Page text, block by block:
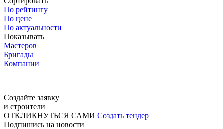
По рейтингу
По цене
По актуальности
Показывать
Мастеров
Бригады
Компании
Создайте заявку
и строители
ОТКЛИКНУТЬСЯ САМИ Создать тендер
Подпишись на новости